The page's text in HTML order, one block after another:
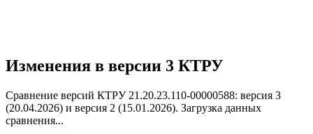
Изменения в версии 3 КТРУ
Сравнение версий КТРУ 21.20.23.110-00000588: версия 3
(20.04.2026) и версия 2 (15.01.2026). Загрузка данных
сравнения...